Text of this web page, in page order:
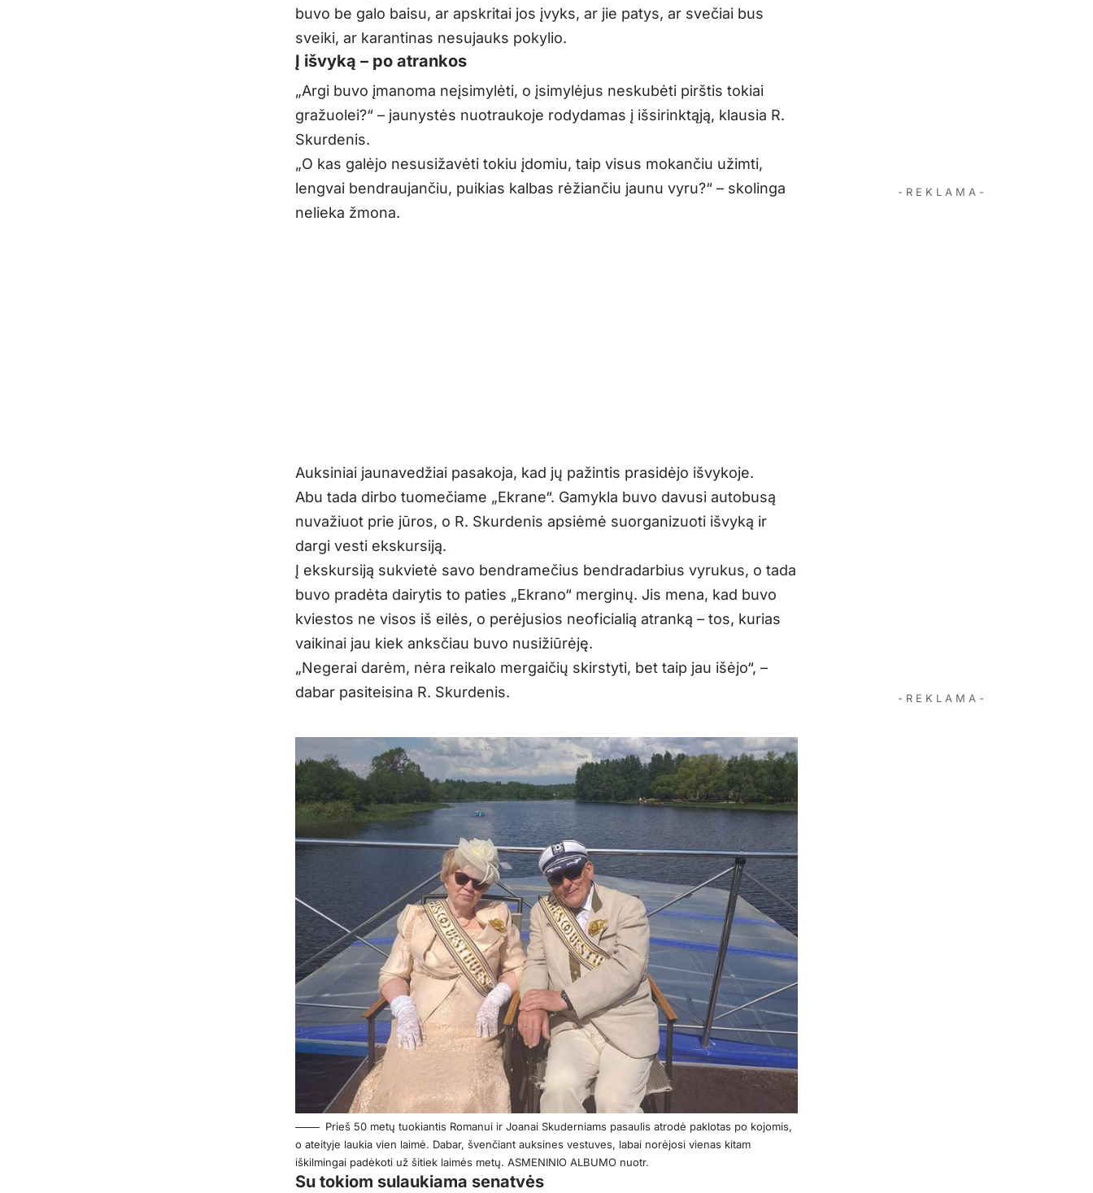
buvo be galo baisu, ar apskritai jos įvyks, ar jie patys, ar svečiai bus
sveiki, ar karantinas nesujauks pokylio.
Į išvyką – po atrankos
„Argi buvo įmanoma neįsimylėti, o įsimylėjus neskubėti pirštis tokiai
gražuolei?“ – jaunystės nuotraukoje rodydamas į išsirinktąją, klausia R.
Skurdenis.
„O kas galėjo nesusižavėti tokiu įdomiu, taip visus mokančiu užimti,
lengvai bendraujančiu, puikias kalbas rėžiančiu jaunu vyru?“ – skolinga
nelieka žmona.
Auksiniai jaunavedžiai pasakoja, kad jų pažintis prasidėjo išvykoje.
Abu tada dirbo tuomečiame „Ekrane“. Gamykla buvo davusi autobusą
nuvažiuot prie jūros, o R. Skurdenis apsiėmė suorganizuoti išvyką ir
dargi vesti ekskursiją.
Į ekskursiją sukvietė savo bendramečius bendradarbius vyrukus, o tada
buvo pradėta dairytis to paties „Ekrano“ merginų. Jis mena, kad buvo
kviestos ne visos iš eilės, o perėjusios neoficialią atranką – tos, kurias
vaikinai jau kiek anksčiau buvo nusižiūrėję.
„Negerai darėm, nėra reikalo mergaičių skirstyti, bet taip jau išėjo“, –
dabar pasiteisina R. Skurdenis.
Prieš 50 metų tuokiantis Romanui ir Joanai Skuderniams pasaulis atrodė paklotas po kojomis,
o ateityje laukia vien laimė. Dabar, švenčiant auksines vestuves, labai norėjosi vienas kitam
iškilmingai padėkoti už šitiek laimės metų. ASMENINIO ALBUMO nuotr.
Su tokiom sulaukiama senatvės
- R E K L A M A -
- R E K L A M A -